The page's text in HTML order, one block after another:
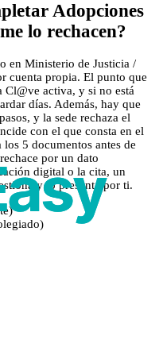
Adopciones
lo rechacen?
en Ministerio de Justicia /
cuenta propia. El punto que
Cl@ve activa, y si no está
días. Además, hay que
y la sede rechaza el
con el que consta en el
5 documentos antes de
por un dato
digital o la cita, un
y lo presenta por ti.